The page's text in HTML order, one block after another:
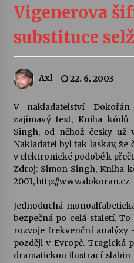
Vernisáž
kapkou
Veselí muzikanti
Pozvánka na
šedesátka: 28.
28. 7. 2026
Letní koncerty
28. 7. 2026
Votavžatský
23. 7. 2026
Vigenerova
substituce
Axl 22. 6. 2003
V nakladatelství
zajímavý text, Kniha
Singh, od něhož česky už
Nakladatel byl tak laskav,
v elektronické podobě k
Zdroj: Simon Singh, Kniha
2003, http://www.dokoran.cz
Jednoduchá
bezpečná po celá staletí.
rozvoje frekvenční analýzy
později v Evropě. Tragická
dramatickou ilustrací slabin